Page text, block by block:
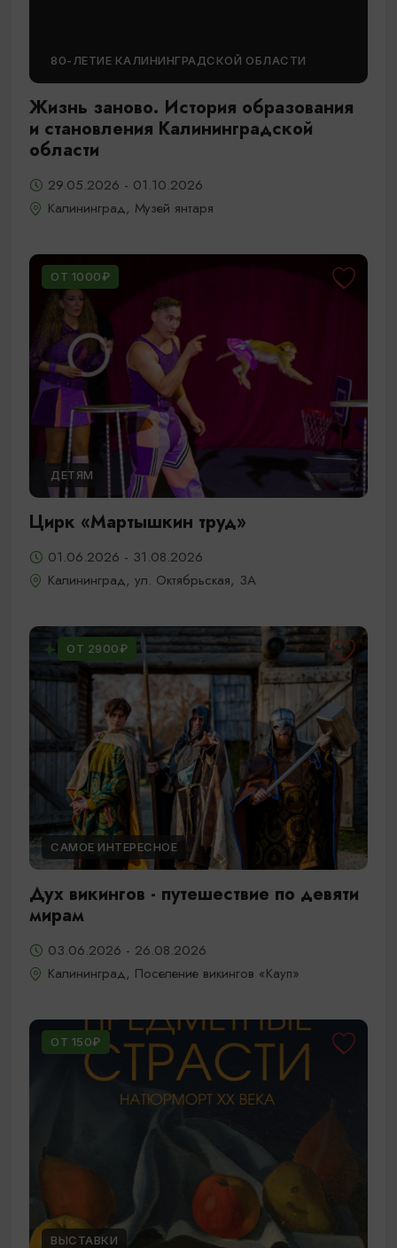
80-ЛЕТИЕ КАЛИНИНГРАДСКОЙ ОБЛАСТИ
Жизнь заново. История образования
и становления Калининградской
области
29.05.2026 - 01.10.2026
Калининград, Музей янтаря
ОТ 1000₽
ДЕТЯМ
Цирк «Мартышкин труд»
01.06.2026 - 31.08.2026
Калининград, ул. Октябрьская, 3А
ОТ 2900₽
САМОЕ ИНТЕРЕСНОЕ
Дух викингов - путешествие по девяти
мирам
03.06.2026 - 26.08.2026
Калининград, Поселение викингов «Кауп»
ОТ 150₽
ВЫСТАВКИ